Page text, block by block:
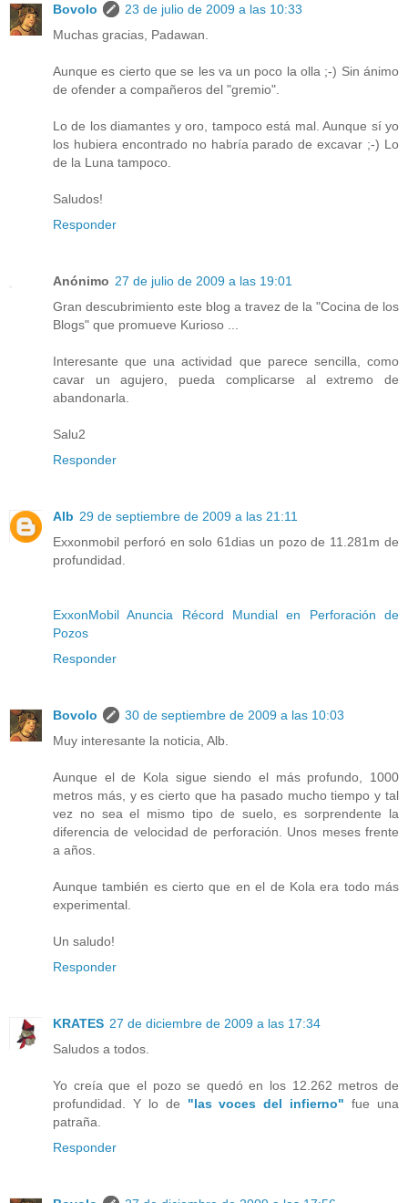
Bovolo
23 de julio de 2009 a las 10:33
Muchas gracias, Padawan.
Aunque es cierto que se les va un poco la olla ;-) Sin ánimo
de ofender a compañeros del "gremio".
Lo de los diamantes y oro, tampoco está mal. Aunque sí yo
los hubiera encontrado no habría parado de excavar ;-) Lo
de la Luna tampoco.
Saludos!
Responder
Anónimo 27 de julio de 2009 a las 19:01
Gran descubrimiento este blog a travez de la "Cocina de los
Blogs" que promueve Kurioso ...
Interesante que una actividad que parece sencilla, como
cavar un agujero, pueda complicarse al extremo de
abandonarla.
Salu2
Responder
Alb 29 de septiembre de 2009 a las 21:11
Exxonmobil perforó en solo 61dias un pozo de 11.281m de
profundidad.
ExxonMobil Anuncia Récord Mundial en Perforación de
Pozos
Responder
Bovolo
30 de septiembre de 2009 a las 10:03
Muy interesante la noticia, Alb.
Aunque el de Kola sigue siendo el más profundo, 1000
metros más, y es cierto que ha pasado mucho tiempo y tal
vez no sea el mismo tipo de suelo, es sorprendente la
diferencia de velocidad de perforación. Unos meses frente
a años.
Aunque también es cierto que en el de Kola era todo más
experimental.
Un saludo!
Responder
KRATES 27 de diciembre de 2009 a las 17:34
Saludos a todos.
Yo creía que el pozo se quedó en los 12.262 metros de
profundidad. Y lo de "las voces del infierno" fue una
patraña.
Responder